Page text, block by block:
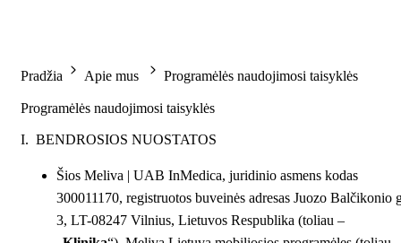
Pradžia Apie mus Programėlės naudojimosi taisyklės
Programėlės naudojimosi taisyklės
I. BENDROSIOS NUOSTATOS
Šios Meliva | UAB InMedica, juridinio asmens kodas
300011170, registruotos buveinės adresas Juozo Balčikonio
3, LT-08247 Vilnius, Lietuvos Respublika (toliau –